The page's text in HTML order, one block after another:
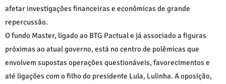
afetar investigações financeiras e econômicas de grande
repercussão.
O fundo Master, ligado ao BTG Pactual e já associado a figuras
próximas ao atual governo, está no centro de polêmicas que
envolvem supostas operações questionáveis, favorecimentos e
até ligações com o filho do presidente Lula, Lulinha. A oposição,